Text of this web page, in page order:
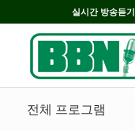
실시간 방송듣기
전체 프로그램